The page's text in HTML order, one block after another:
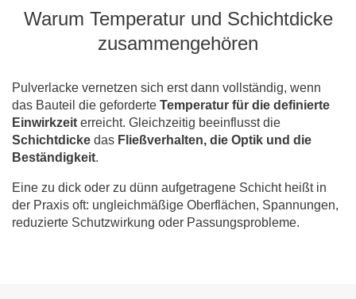
Warum Temperatur und Schichtdicke
zusammengehören
Pulverlacke vernetzen sich erst dann vollständig, wenn
das Bauteil die geforderte Temperatur für die definierte
Einwirkzeit erreicht. Gleichzeitig beeinflusst die
Schichtdicke das Fließverhalten, die Optik und die
Beständigkeit.
Eine zu dick oder zu dünn aufgetragene Schicht heißt in
der Praxis oft: ungleichmäßige Oberflächen, Spannungen,
reduzierte Schutzwirkung oder Passungsprobleme.